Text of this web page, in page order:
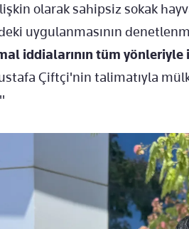
olarak sahipsiz sokak
uygulanmasının
iddialarının tüm yönleriyle
Çiftçi'nin talimatıyla